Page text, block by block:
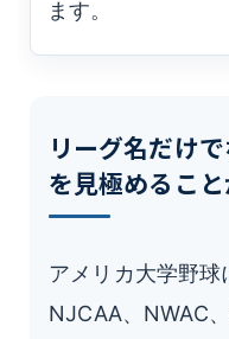
ます。
リーグ名だけ
を見極めるこ
アメリカ大学野球
NJCAA、NWAC